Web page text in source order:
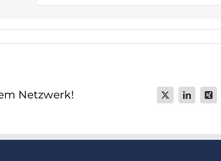
Netzwerk! X LinkedIn